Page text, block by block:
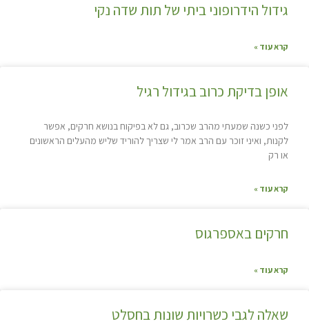
גידול הידרופוני ביתי של תות שדה נקי
קרא עוד »
אופן בדיקת כרוב בגידול רגיל
לפני כשנה שמעתי מהרב שכרוב, גם לא בפיקוח בנושא חרקים, אפשר
לקנות, ואיני זוכר עם הרב אמר לי שצריך להוריד שליש מהעלים הראשונים
או רק
קרא עוד »
חרקים באספרגוס
קרא עוד »
שאלה לגבי כשרויות שונות בחסלט